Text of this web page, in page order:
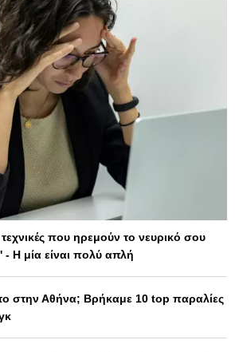
που ηρεμούν το νευρικό σου
Η μία είναι πολύ απλή
στην Αθήνα; Βρήκαμε 10 top παραλίες